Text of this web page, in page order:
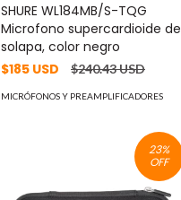
SHURE WL184MB/S-TQG
Microfono supercardioide de
solapa, color negro
$185 USD
$240.43 USD
MICRÓFONOS Y PREAMPLIFICADORES
23%
OFF